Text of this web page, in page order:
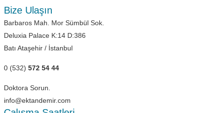
Bize Ulaşın
Barbaros Mah. Mor Sümbül Sok.
Deluxia Palace K:14 D:386
Batı Ataşehir / İstanbul
0 (532) 572 54 44
Doktora Sorun.
info@ektandemir.com